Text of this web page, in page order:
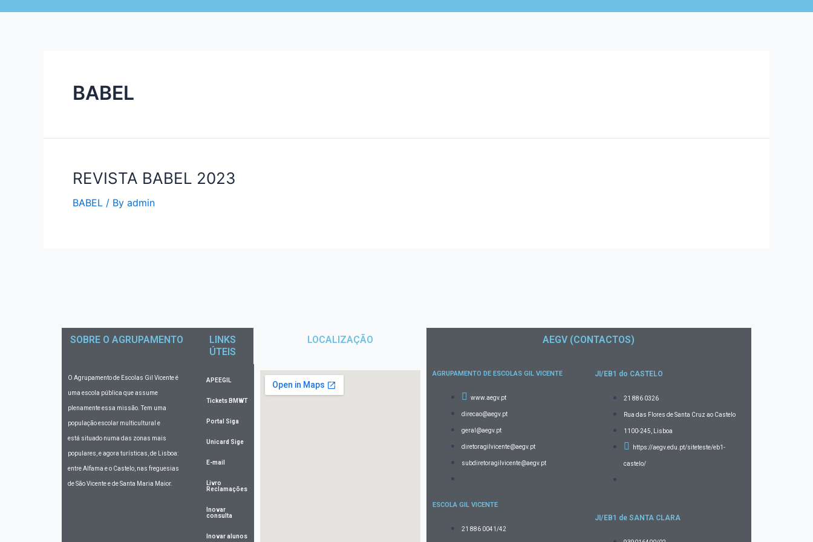
BABEL
REVISTA BABEL 2023
BABEL / By admin
SOBRE O AGRUPAMENTO
LINKS
ÚTEIS
LOCALIZAÇÃO AEGV (CONTACTOS)
O Agrupamento de Escolas Gil Vicenteé
uma escola pública que assume
plenamente essa missão. Tem uma
população escolar multicultural e
está situado numa das zonas mais
populares, e agora turísticas, de Lisboa:
entre Alfama e o Castelo, nas freguesias
de São Vicente e de Santa Maria Maior.
APEEGIL
Tickets BMWT
Portal Siga
Unicard Sige
E-mail
Livro
Reclamações
Inovar
consulta
Inovar alunos
AGRUPAMENTO DE ESCOLAS GIL VICENTE
www.aegv.pt
direcao@aegv.pt
geral@aegv.pt
diretoragilvicente@aegv.pt
subdiretoragilvicente@aegv.pt
ESCOLA GIL VICENTE
21 886 0041/42
JI/EB1 do CASTELO
21 886 0326
Rua das Flores de Santa Cruz ao Castelo
1100-245, Lisboa
https://aegv.edu.pt/siteteste/eb1-
castelo/
JI/EB1 de SANTA CLARA